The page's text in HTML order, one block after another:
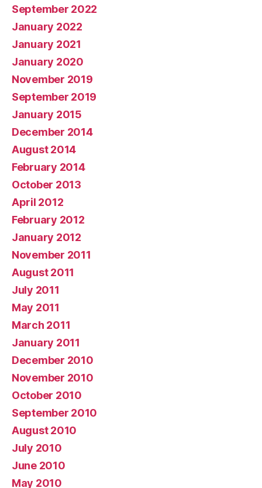
September 2022
January 2022
January 2021
January 2020
November 2019
September 2019
January 2015
December 2014
August 2014
February 2014
October 2013
April 2012
February 2012
January 2012
November 2011
August 2011
July 2011
May 2011
March 2011
January 2011
December 2010
November 2010
October 2010
September 2010
August 2010
July 2010
June 2010
May 2010